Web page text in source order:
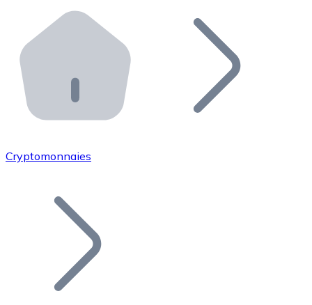
Distributeurs automatiques Bitnovo
Intégrez un ATM Bitnovo dans votre entreprise et
API Bitnovo
Intégrez notre API dans votre écosystème.
Rejoignez notre réseau de distributeurs et
Ajoutez le token de votre projet à notre service
Cryptomonnaies